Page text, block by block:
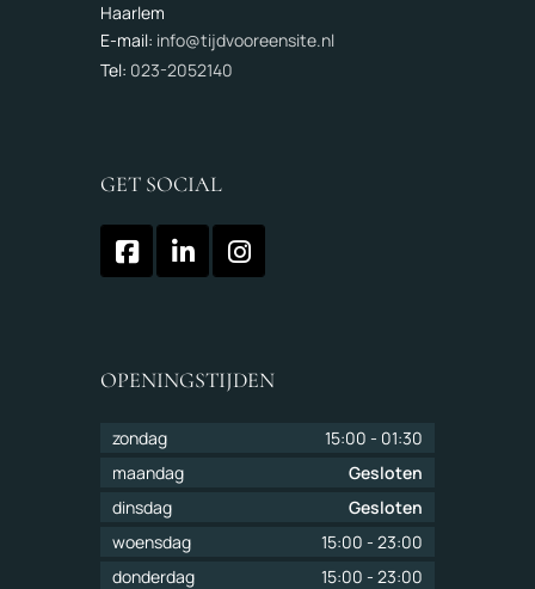
Haarlem
E-mail: info@tijdvooreensite.nl
Tel: 023-2052140
GET SOCIAL
OPENINGSTIJDEN
zondag 15:00 - 01:30
maandag
Gesloten
dinsdag
Gesloten
woensdag
15:00 - 23:00
donderdag
15:00 - 23:00